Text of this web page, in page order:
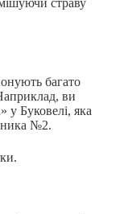
страву
багато
ви
у Буковелі, яка
№2.